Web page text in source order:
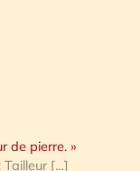
de pierre. »
Tailleur […]